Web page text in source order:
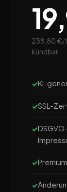
238,80 €/
kündbar.
KI-
SSL-